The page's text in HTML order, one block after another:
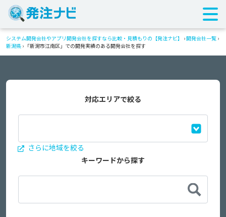
システム開発会社やアプリ開発会社を探すなら比較・見積もりの【発注ナビ】 ›開発会社一覧 ›
新潟県 › 「新潟市江南区」での開発実績のある開発会社を探す
対応エリアで絞る
さらに地域を絞る
キーワードから探す